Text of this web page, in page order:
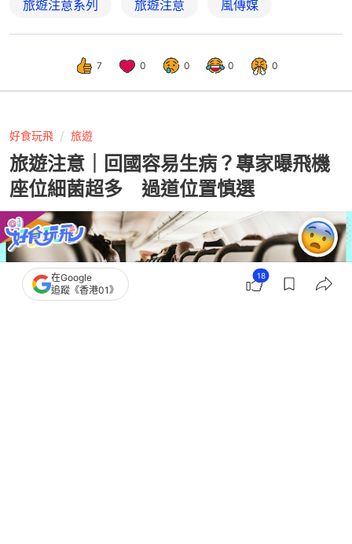
旅遊注意系列 旅遊注意 風傳媒
7 0 0 0 0
好食玩飛 旅遊
旅遊注意｜回國容易生病？專家曝飛機
座位細菌超多 過道位置慎選
在Google
追蹤《香港01》
18